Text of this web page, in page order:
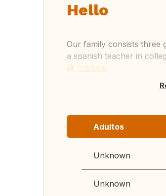
Hello
Our family consists three
a spanish teacher in
Traducir
Adultos
Unknown
Unknown